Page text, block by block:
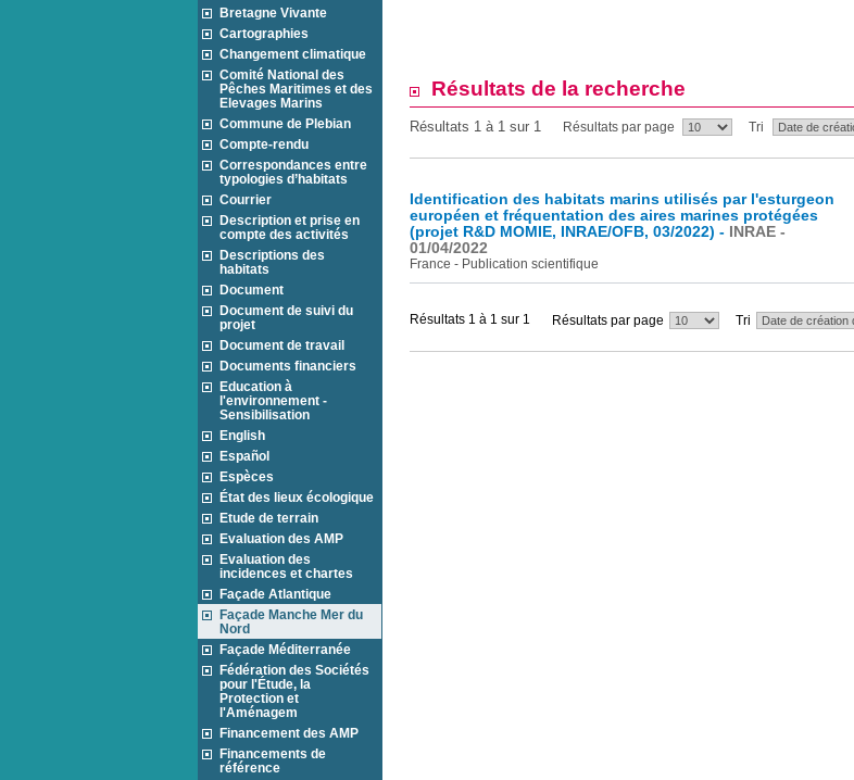
Bretagne Vivante
Cartographies
Changement climatique
Comité National des
Pêches Maritimes et des
Elevages Marins
Commune de Plebian
Compte-rendu
Correspondances entre
typologies d’habitats
Courrier
Description et prise en
compte des activités
Descriptions des
habitats
Document
Document de suivi du
projet
Document de travail
Documents financiers
Education à
l'environnement -
Sensibilisation
English
Español
Espèces
État des lieux écologique
Etude de terrain
Evaluation des AMP
Evaluation des
incidences et chartes
Façade Atlantique
Façade Manche Mer du
Nord
Façade Méditerranée
Fédération des Sociétés
pour l'Étude, la
Protection et
l'Aménagem
Financement des AMP
Financements de
référence
Résultats de la recherche
Résultats 1 à 1 sur 1 Résultats par page Tri
Identification des habitats marins utilisés par l'esturgeon
européen et fréquentation des aires marines protégées
(projet R&D MOMIE, INRAE/OFB, 03/2022) -
INRAE -
01/04/2022
France - Publication scientifique
Résultats 1 à 1 sur 1 Résultats par page Tri